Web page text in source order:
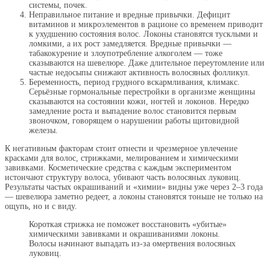
системы, почек.
Неправильное питание и вредные привычки. Дефицит
витаминов и микроэлементов в рационе со временем приводит
к ухудшению состояния волос. Локоны становятся тусклыми и
ломкими, а их рост замедляется. Вредные привычки —
табакокурение и злоупотребление алкоголем — тоже
сказываются на шевелюре. Даже длительное переутомление или
частые недосыпы снижают активность волосяных фолликул.
Беременность, период грудного вскармливания, климакс.
Серьёзные гормональные перестройки в организме женщины
сказываются на состоянии кожи, ногтей и локонов. Нередко
замедление роста и выпадение волос становится первым
звоночком, говорящем о нарушении работы щитовидной
железы.
К негативным факторам стоит отнести и чрезмерное увлечение
красками для волос, стрижками, мелированием и химическими
завивками. Косметические средства с каждым экспериментом
истончают структуру волоса, убивают часть волосяных луковиц.
Результаты частых окрашиваний и «химии» видны уже через 2–3 года
— шевелюра заметно редеет, а локоны становятся тоньше не только на
ощупь, но и с виду.
Короткая стрижка не поможет восстановить «убитые»
химическими завивками и окрашиваниями локоны.
Волосы начинают выпадать из-за омертвения волосяных
луковиц.